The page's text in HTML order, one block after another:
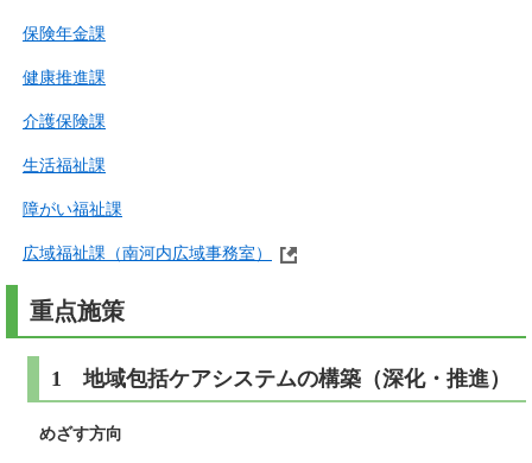
保険年金課
健康推進課
介護保険課
生活福祉課
障がい福祉課
広域福祉課（南河内広域事務室）
重点施策
1 地域包括ケアシステムの構築（深化・推進）
めざす方向